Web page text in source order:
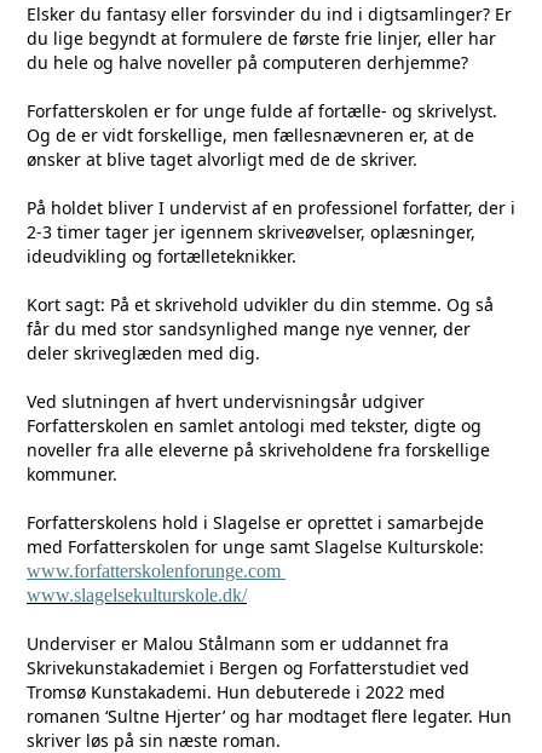
Elsker du fantasy eller forsvinder du ind i digtsamlinger? Er
du lige begyndt at formulere de første frie linjer, eller har
du hele og halve noveller på computeren derhjemme?
Forfatterskolen er for unge fulde af fortælle- og skrivelyst.
Og de er vidt forskellige, men fællesnævneren er, at de
ønsker at blive taget alvorligt med de de skriver.
På holdet bliver I undervist af en professionel forfatter, der i
2-3 timer tager jer igennem skriveøvelser, oplæsninger,
ideudvikling og fortælleteknikker.
Kort sagt: På et skrivehold udvikler du din stemme. Og så
får du med stor sandsynlighed mange nye venner, der
deler skriveglæden med dig.
Ved slutningen af hvert undervisningsår udgiver
Forfatterskolen en samlet antologi med tekster, digte og
noveller fra alle eleverne på skriveholdene fra forskellige
kommuner.
Forfatterskolens hold i Slagelse er oprettet i samarbejde
med Forfatterskolen for unge samt Slagelse Kulturskole:
www.forfatterskolenforunge.com
www.slagelsekulturskole.dk/
Underviser er Malou Stålmann som er uddannet fra
Skrivekunstakademiet i Bergen og Forfatterstudiet ved
Tromsø Kunstakademi. Hun debuterede i 2022 med
romanen ‘Sultne Hjerter’ og har modtaget flere legater. Hun
skriver løs på sin næste roman.